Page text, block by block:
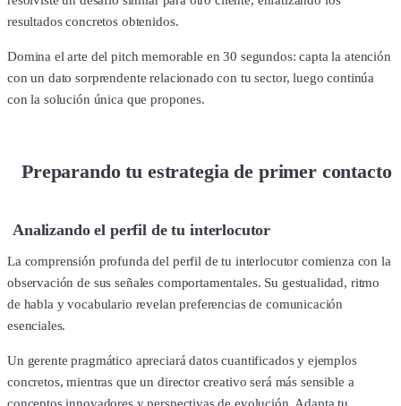
resultados concretos obtenidos.
Domina el arte del pitch memorable en 30 segundos: capta la atención
con un dato sorprendente relacionado con tu sector, luego continúa
con la solución única que propones.
Preparando tu estrategia de primer contacto
Analizando el perfil de tu interlocutor
La comprensión profunda del perfil de tu interlocutor comienza con la
observación de sus señales comportamentales. Su gestualidad, ritmo
de habla y vocabulario revelan preferencias de comunicación
esenciales.
Un gerente pragmático apreciará datos cuantificados y ejemplos
concretos, mientras que un director creativo será más sensible a